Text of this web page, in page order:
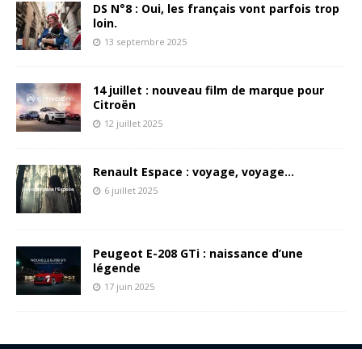
DS N°8 : Oui, les français vont parfois trop
loin.
13 septembre 2025
14 juillet : nouveau film de marque pour
Citroën
12 juillet 2025
Renault Espace : voyage, voyage…
6 juillet 2025
Peugeot E-208 GTi : naissance d’une
légende
17 juin 2025